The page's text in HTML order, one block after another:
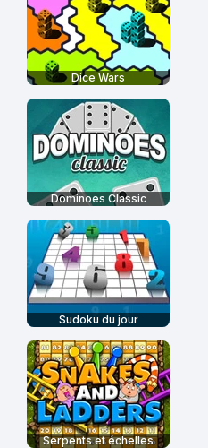
Dice Wars
Dominoes Classic
Sudoku du jour
Serpents et échelles